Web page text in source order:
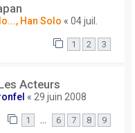
Han Solo « 04 juil.
1 2 3
Acteurs
« 29 juin 2008
1 6 7 8 9